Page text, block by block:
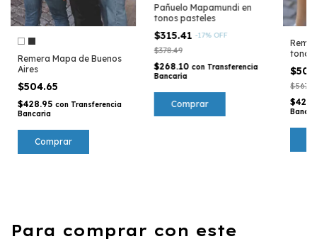
Remera Mapa de Buenos
Aires
$504.65
$428.95 con Transferencia
Bancaria
Comprar
Pañuelo Mapamundi en
tonos pasteles
$315.41 -17% OFF
$378.49
$268.10 con Transferencia
Bancaria
tonos
Para comprar con este